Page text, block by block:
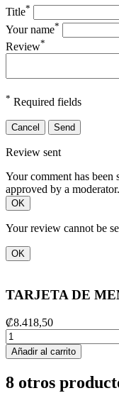
Title*
Your name*
Review*
* Required fields
Cancel Send
Review sent
Your comment has
approved by a moderator.
OK
Your review cannot be
OK
TARJETA DE
₡8.418,50
Añadir al carrito
8 otros